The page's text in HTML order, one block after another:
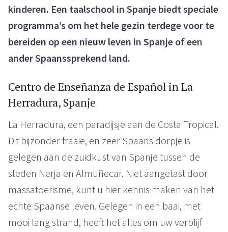
kinderen. Een taalschool in Spanje biedt speciale
programma’s om het hele gezin terdege voor te
bereiden op een nieuw leven in Spanje of een
ander Spaanssprekend land.
Centro de Enseñanza de Español in La
Herradura, Spanje
La Herradura, een paradijsje aan de Costa Tropical.
Dit bijzonder fraaie, en zeer Spaans dorpje is
gelegen aan de zuidkust van Spanje tussen de
steden Nerja en Almuñecar. Niet aangetast door
massatoerisme, kunt u hier kennis maken van het
echte Spaanse leven. Gelegen in een baai, met
mooi lang strand, heeft het alles om uw verblijf